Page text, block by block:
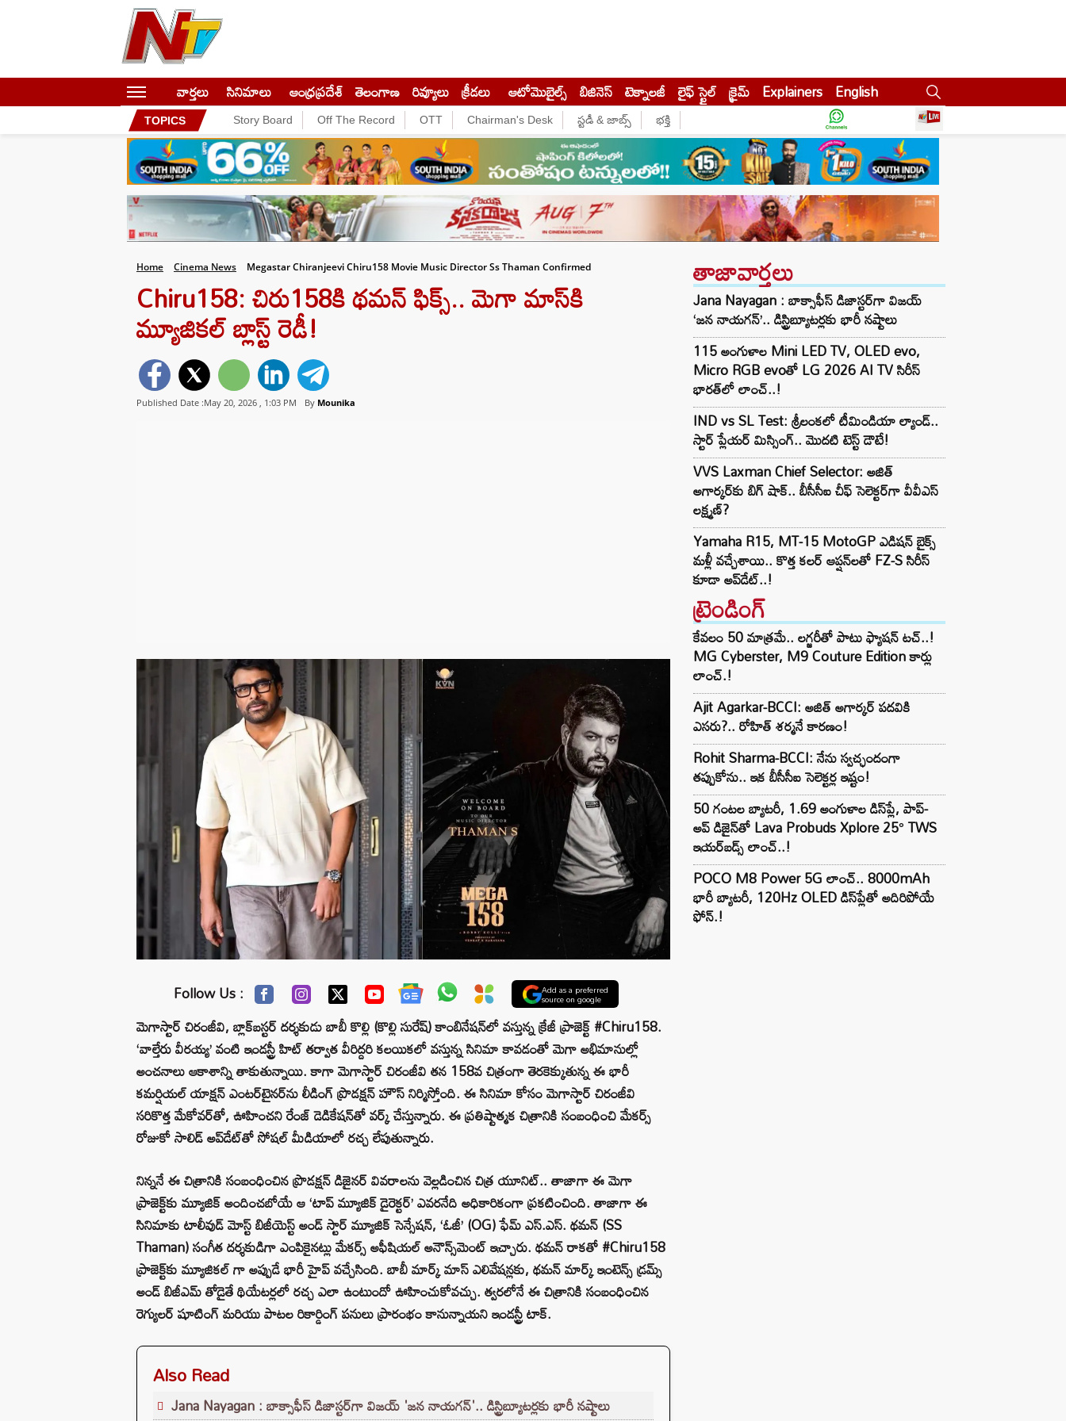
వార్తలు సినిమాలు ఆంధ్రప్రదేశ్ తెలంగాణ రివ్యూలు క్రీడలు ఆటోమొబైల్స్ బిజినెస్‌ టెక్నాలజీ లైఫ్ స్టైల్ క్రైమ్ Explainers English
TOPICS Story Board Off The Record OTT Chairman's Desk స్టడీ & జాబ్స్ భక్తి
Home Cinema News Megastar Chiranjeevi Chiru158 Movie Music Director Ss Thaman Confirmed
Chiru158: చిరు158కి థమన్ ఫిక్స్.. మెగా మాస్‌కి
మ్యూజికల్ బ్లాస్ట్ రెడీ!
Published Date :May 20, 2026 , 1:03 PM By Mounika
Follow Us : Add as a preferred
source on google
మెగాస్టార్ చిరంజీవి, బ్లాక్‌బస్టర్ దర్శకుడు బాబీ కొల్లి (కొల్లి సురేష్) కాంబినేషన్‌లో వస్తున్న క్రేజీ ప్రాజెక్ట్ #Chiru158.
‘వాల్తేరు వీరయ్య’ వంటి ఇండస్ట్రీ హిట్ తర్వాత వీరిద్దరి కలయికలో వస్తున్న సినిమా కావడంతో మెగా అభిమానుల్లో
అంచనాలు ఆకాశాన్ని తాకుతున్నాయి. కాగా మెగాస్టార్ చిరంజీవి తన 158వ చిత్రంగా తెరకెక్కుతున్న ఈ భారీ
కమర్షియల్ యాక్షన్ ఎంటర్‌టైనర్‌ను లీడింగ్ ప్రొడక్షన్ హౌస్ నిర్మిస్తోంది. ఈ సినిమా కోసం మెగాస్టార్ చిరంజీవి
సరికొత్త మేకోవర్‌తో, ఊహించని రేంజ్ డెడికేషన్‌తో వర్క్ చేస్తున్నారు. ఈ ప్రతిష్టాత్మక చిత్రానికి సంబంధించి మేకర్స్
రోజుకో సాలిడ్ అప్‌డేట్‌తో సోషల్ మీడియాలో రచ్చ లేపుతున్నారు.
నిన్ననే ఈ చిత్రానికి సంబంధించిన ప్రొడక్షన్ డిజైనర్ వివరాలను వెల్లడించిన చిత్ర యూనిట్.. తాజాగా ఈ మెగా
ప్రాజెక్ట్‌కు మ్యూజిక్ అందించబోయే ఆ ‘టాప్ మ్యూజిక్ డైరెక్టర్’ ఎవరనేది అధికారికంగా ప్రకటించింది. తాజాగా ఈ
సినిమాకు టాలీవుడ్ మోస్ట్ బిజీయెస్ట్ అండ్ స్టార్ మ్యూజిక్ సెన్సేషన్, ‘ఓజీ’ (OG) ఫేమ్ ఎస్.ఎస్. థమన్ (SS
Thaman) సంగీత దర్శకుడిగా ఎంపికైనట్లు మేకర్స్ అఫీషియల్ అనౌన్స్‌మెంట్ ఇచ్చారు. థమన్ రాకతో #Chiru158
ప్రాజెక్ట్‌కు మ్యూజికల్ గా అప్పుడే భారీ హైప్ వచ్చేసింది. బాబీ మార్క్ మాస్ ఎలివేషన్లకు, థమన్ మార్క్ ఇంటెన్స్ డ్రమ్స్
అండ్ బిజీఎమ్ తోడైతే థియేటర్లలో రచ్చ ఎలా ఉంటుందో ఊహించుకోవచ్చు. త్వరలోనే ఈ చిత్రానికి సంబంధించిన
రెగ్యులర్ షూటింగ్ మరియు పాటల రికార్డింగ్ పనులు ప్రారంభం కానున్నాయని ఇండస్ట్రీ టాక్.
Also Read
Jana Nayagan : బాక్సాఫీస్ డిజాస్టర్‌గా విజయ్ 'జన నాయగన్'.. డిస్ట్రిబ్యూటర్లకు భారీ నష్టాలు
తాజావార్తలు
Jana Nayagan : బాక్సాఫీస్ డిజాస్టర్‌గా విజయ్
‘జన నాయగన్’.. డిస్ట్రిబ్యూటర్లకు భారీ నష్టాలు
115 అంగుళాల Mini LED TV, OLED evo,
Micro RGB evoతో LG 2026 AI TV సిరీస్
భారత్‌లో లాంచ్..!
IND vs SL Test: శ్రీలంకలో టీమిండియా ల్యాండ్..
స్టార్ ప్లేయర్ మిస్సింగ్.. మొదటి టెస్ట్ డౌటే!
VVS Laxman Chief Selector: అజిత్
అగార్కర్‌కు బిగ్ షాక్.. బీసీసీఐ చీఫ్ సెలెక్టర్‌గా వీవీఎస్
లక్ష్మణ్?
Yamaha R15, MT-15 MotoGP ఎడిషన్ బైక్స్
మళ్లీ వచ్చేశాయి.. కొత్త కలర్ ఆప్షన్‌లతో FZ-S సిరీస్
కూడా అప్‌డేట్..!
ట్రెండింగ్‌
కేవలం 50 మాత్రమే.. లగ్జరీతో పాటు ఫ్యాషన్ టచ్..!
MG Cyberster, M9 Couture Edition కార్లు
లాంచ్.!
Ajit Agarkar-BCCI: అజిత్ అగార్కర్ పదవికి
ఎసరు?.. రోహిత్ శర్మనే కారణం!
Rohit Sharma-BCCI: నేను స్వచ్ఛందంగా
తప్పుకోను.. ఇక బీసీసీఐ సెలెక్టర్ల ఇష్టం!
50 గంటల బ్యాటరీ, 1.69 అంగుళాల డిస్‌ప్లే, పాప్-
అప్ డిజైన్‌తో Lava Probuds Xplore 25° TWS
ఇయర్‌బడ్స్ లాంచ్..!
POCO M8 Power 5G లాంచ్.. 8000mAh
భారీ బ్యాటరీ, 120Hz OLED డిస్‌ప్లేతో అదిరిపోయే
ఫోన్.!